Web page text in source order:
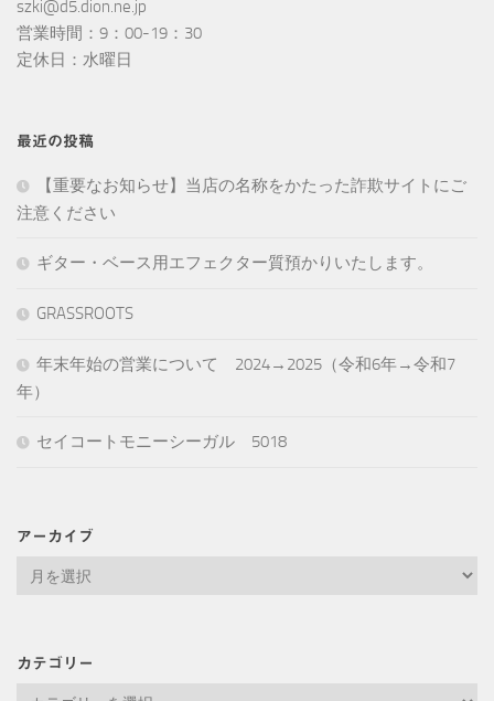
szki@d5.dion.ne.jp
営業時間：9：00-19：30
定休日：水曜日
最近の投稿
【重要なお知らせ】当店の名称をかたった詐欺サイトにご
注意ください
ギター・ベース用エフェクター質預かりいたします。
GRASSROOTS
年末年始の営業について 2024→2025（令和6年→令和7
年）
セイコートモニーシーガル 5018
アーカイブ
ブ
カテゴリー